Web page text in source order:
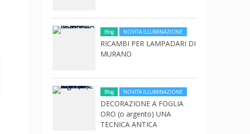
Blog NOVITA ILLUMINAZIONE
RICAMBI PER LAMPADARI DI
MURANO
Blog NOVITA ILLUMINAZIONE
DECORAZIONE A FOGLIA
ORO (o argento) UNA
TECNICA ANTICA